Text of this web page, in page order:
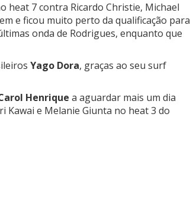
heat 7 contra Ricardo Christie, Michael
e ficou muito perto da qualificação para
onda de Rodrigues, enquanto que
Yago Dora, graças ao seu surf
Henrique a aguardar mais um dia
Kawai e Melanie Giunta no heat 3 do